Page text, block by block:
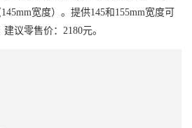
宽度）。提供145和155mm宽度可
议零售价：2180元。